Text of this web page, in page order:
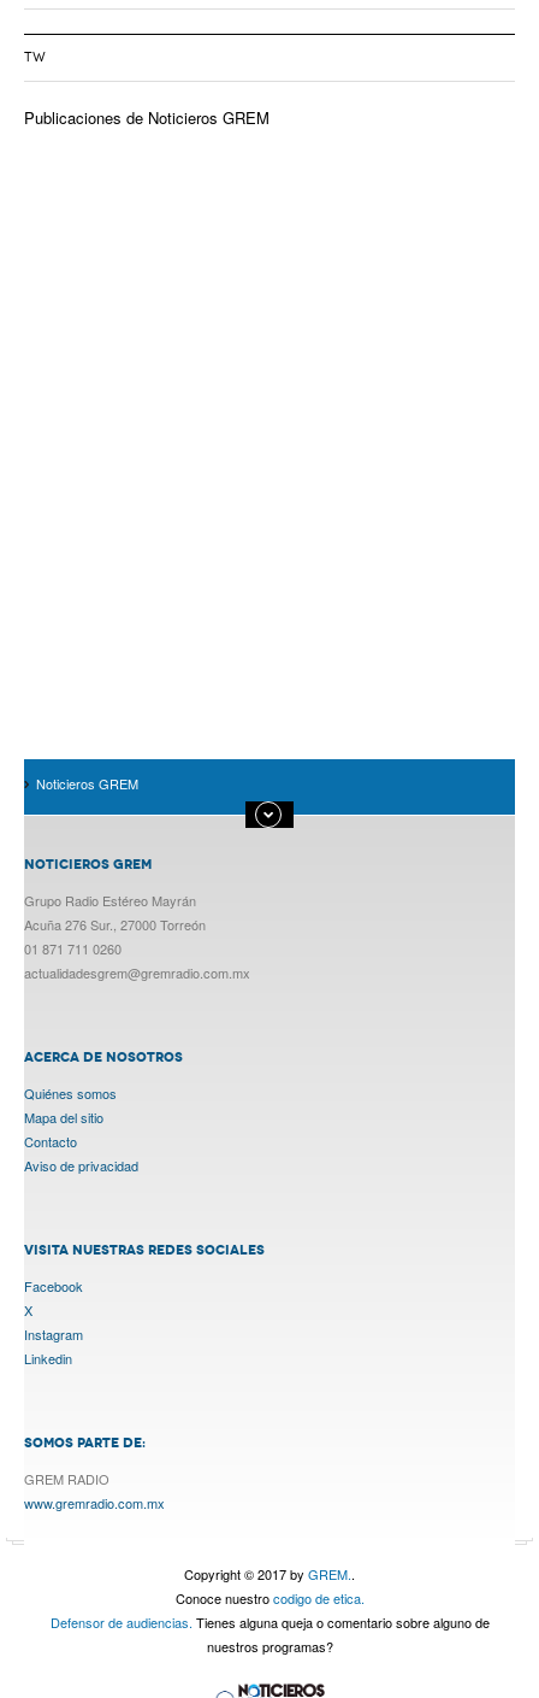
TW
Publicaciones de Noticieros GREM
Noticieros GREM
NOTICIEROS GREM
Grupo Radio Estéreo Mayrán
Acuña 276 Sur., 27000 Torreón
01 871 711 0260
actualidadesgrem@gremradio.com.mx
ACERCA DE NOSOTROS
Quiénes somos
Mapa del sitio
Contacto
Aviso de privacidad
VISITA NUESTRAS REDES SOCIALES
Facebook
X
Instagram
Linkedin
SOMOS PARTE DE:
GREM RADIO
www.gremradio.com.mx
Copyright © 2017 by GREM..
Conoce nuestrocodigo de etica.
Defensor de audiencias. Tienes alguna queja o comentario sobre alguno de
nuestros programas?